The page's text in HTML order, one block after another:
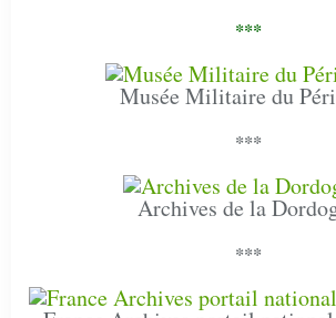
***
Musée Militaire du
***
Archives de la
***